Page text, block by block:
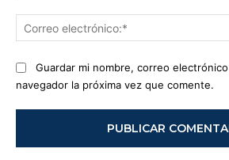
Guardar mi nombre, correo
navegador la próxima vez que comente.